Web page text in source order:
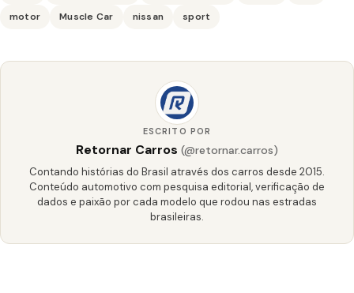
motor
Muscle Car nissan sport
ESCRITO POR
Retornar Carros (@retornar.carros)
Contando histórias do Brasil através dos carros desde 2015.
Conteúdo automotivo com pesquisa editorial, verificação de
dados e paixão por cada modelo que rodou nas estradas
brasileiras.